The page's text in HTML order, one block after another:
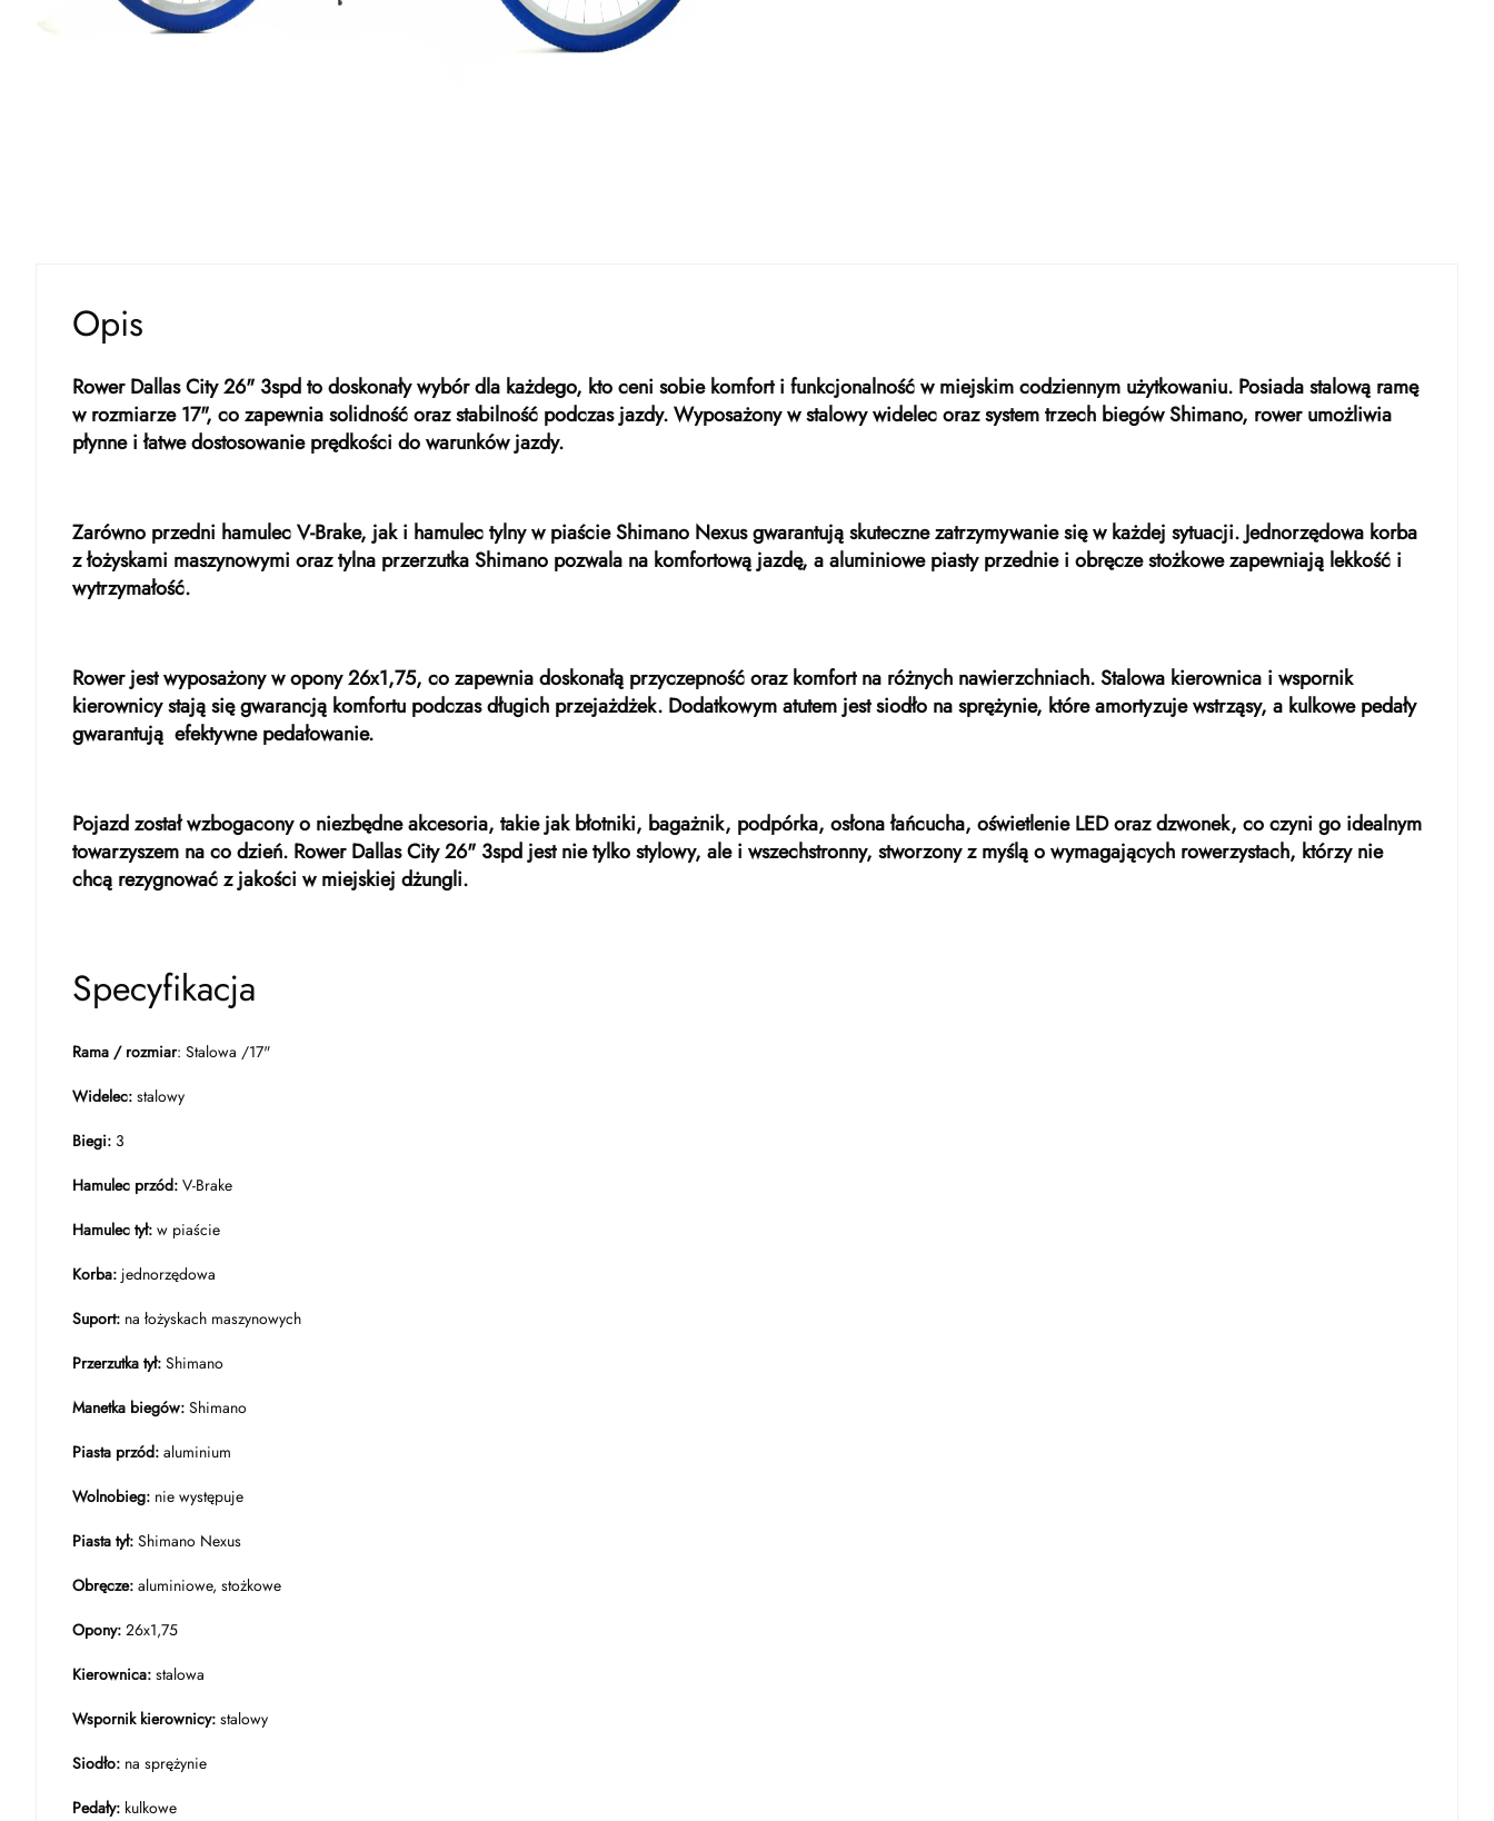
Opis
Rower Dallas City 26" 3spd to doskonały wybór dla każdego, kto ceni sobie komfort i funkcjonalność w miejskim codziennym użytkowaniu. Posiada stalową ramę
w rozmiarze 17", co zapewnia solidność oraz stabilność podczas jazdy. Wyposażony w stalowy widelec oraz system trzech biegów Shimano, rower umożliwia
płynne i łatwe dostosowanie prędkości do warunków jazdy.
Zarówno przedni hamulec V-Brake, jak i hamulec tylny w piaście Shimano Nexus gwarantują skuteczne zatrzymywanie się w każdej sytuacji. Jednorzędowa korba
z łożyskami maszynowymi oraz tylna przerzutka Shimano pozwala na komfortową jazdę, a aluminiowe piasty przednie i obręcze stożkowe zapewniają lekkość i
wytrzymałość.
Rower jest wyposażony w opony 26x1,75, co zapewnia doskonałą przyczepność oraz komfort na różnych nawierzchniach. Stalowa kierownica i wspornik
kierownicy stają się gwarancją komfortu podczas długich przejażdżek. Dodatkowym atutem jest siodło na sprężynie, które amortyzuje wstrząsy, a kulkowe pedały
gwarantują efektywne pedałowanie.
Pojazd został wzbogacony o niezbędne akcesoria, takie jak błotniki, bagażnik, podpórka, osłona łańcucha, oświetlenie LED oraz dzwonek, co czyni go idealnym
towarzyszem na co dzień. Rower Dallas City 26" 3spd jest nie tylko stylowy, ale i wszechstronny, stworzony z myślą o wymagających rowerzystach, którzy nie
chcą rezygnować z jakości w miejskiej dżungli.
Specyfikacja
Rama / rozmiar: Stalowa /17"
Widelec: stalowy
Biegi: 3
Hamulec przód: V-Brake
Hamulec tył: w piaście
Korba: jednorzędowa
Suport: na łożyskach maszynowych
Przerzutka tył: Shimano
Manetka biegów: Shimano
Piasta przód: aluminium
Wolnobieg: nie występuje
Piasta tył: Shimano Nexus
Obręcze: aluminiowe, stożkowe
Opony: 26x1,75
Kierownica: stalowa
Wspornik kierownicy: stalowy
Siodło: na sprężynie
Pedały: kulkowe